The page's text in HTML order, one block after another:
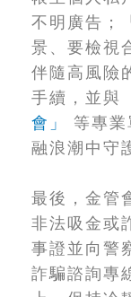
不明廣告；
景、要檢視
伴隨高風險
手續，並與
會」
等專
融浪潮中守
最後，金管
非法吸金或
事證並向警
詐騙諮詢專